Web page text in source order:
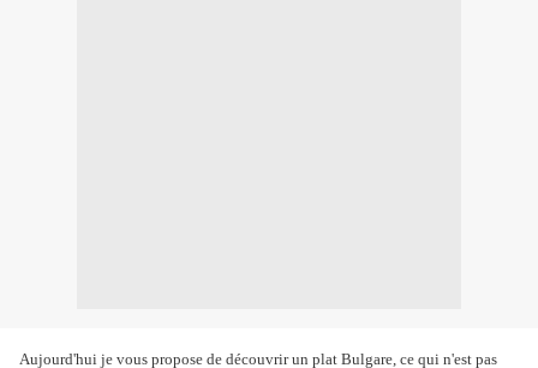
Aujourd'hui je vous propose de découvrir un plat Bulgare, ce qui n'est pas